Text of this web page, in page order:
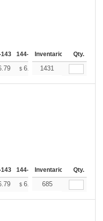
144-287 288 + Más
Inventario Qty.
$ 6.67 $6.61
1431
144-287 288 + Más
Inventario Qty.
$ 6.67 $6.61
685